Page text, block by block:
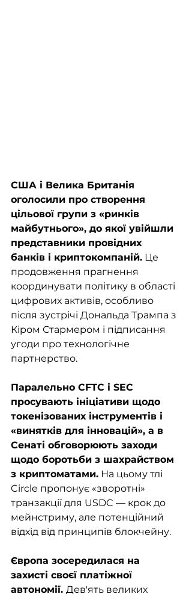
США і Велика Британія
оголосили про створення
цільової групи з «ринків
майбутнього», до якої увійшли
представники провідних
банків і криптокомпаній. Це
продовження прагнення
координувати політику в області
цифрових активів, особливо
після зустрічі Дональда Трампа з
Кіром Стармером і підписання
угоди про технологічне
партнерство.
Паралельно CFTC і SEC
просувають ініціативи щодо
токенізованих інструментів і
«винятків для інновацій», а в
Сенаті обговорюють заходи
щодо боротьби з шахрайством
з криптоматами. На цьому тлі
Circle пропонує «зворотні»
транзакції для USDC — крок до
мейнстриму, але потенційний
відхід від принципів блокчейну.
Європа зосередилася на
захисті своєї платіжної
автономії. Дев'ять великих